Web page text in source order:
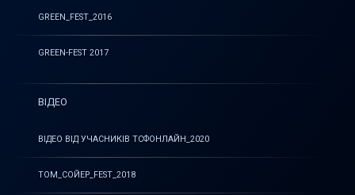
GREEN_FEST_2016
GREEN-FEST 2017
ВІДЕО
ВІДЕО ВІД УЧАСНИКІВ ТСФОНЛАЙН_2020
ТОМ_СОЙЕР_FEST_2018